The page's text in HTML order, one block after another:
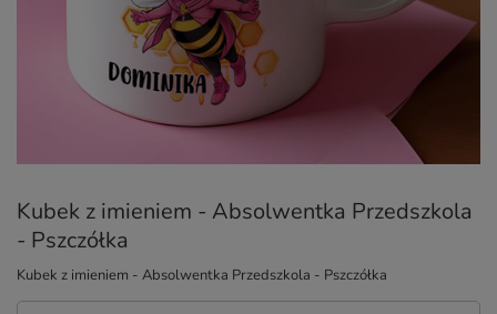
Kubek z imieniem - Absolwentka Przedszkola
- Pszczółka
Kubek z imieniem - Absolwentka Przedszkola - Pszczółka